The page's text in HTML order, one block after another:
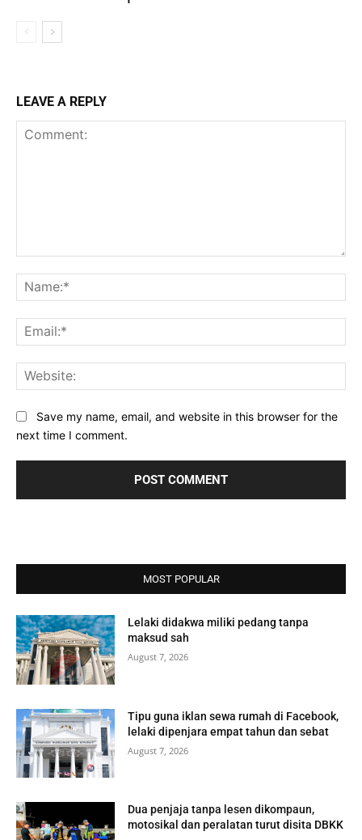
LEAVE A REPLY
Save my name, email, and website in this browser for the
next time I comment.
MOST POPULAR
Lelaki didakwa miliki pedang tanpa
maksud sah
August 7, 2026
Tipu guna iklan sewa rumah di Facebook,
lelaki dipenjara empat tahun dan sebat
August 7, 2026
Dua penjaja tanpa lesen dikompaun,
motosikal dan peralatan turut disita DBKK